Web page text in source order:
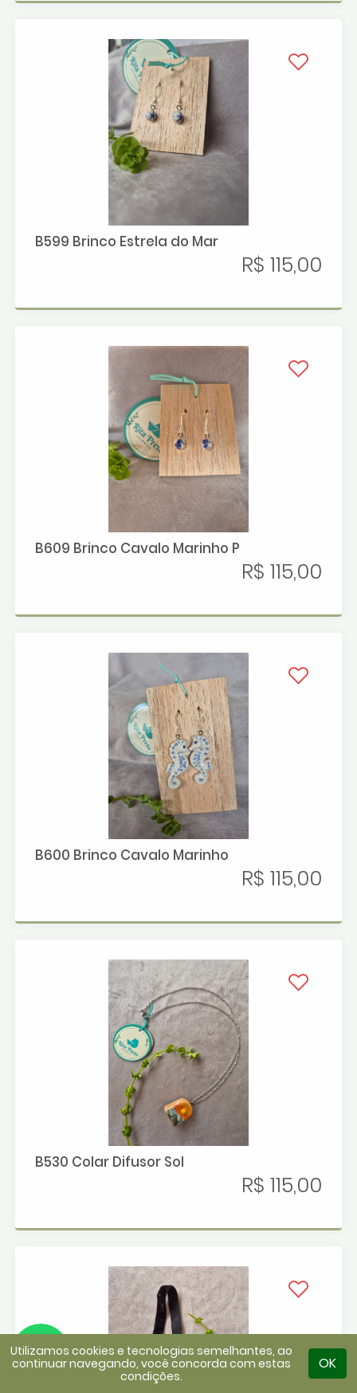
Utilizamos cookies e tecnologias semelhantes, ao
continuar navegando, você concorda com estas
condições.
OK
B599 Brinco Estrela do Mar
R$ 115,00
B609 Brinco Cavalo Marinho P
R$ 115,00
B600 Brinco Cavalo Marinho
R$ 115,00
B530 Colar Difusor Sol
R$ 115,00